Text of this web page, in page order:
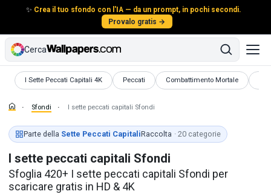
✨ Crea il tuo sfondo con l'IA — da un prompt, in pochi secondi.
Provalo gratis →
Cerca
I Sette Peccati Capitali 4K
Sfondi Peccati
Sfondi Combattimento Mortale
Sfondi
Sfondi I sette peccati capitali Sfondi
Parte della Sette Peccati CapitaliRaccolta · 20 categorie
I sette peccati capitali Sfondi
Sfoglia 420+ I sette peccati capitali Sfondi per
scaricare gratis in HD & 4K